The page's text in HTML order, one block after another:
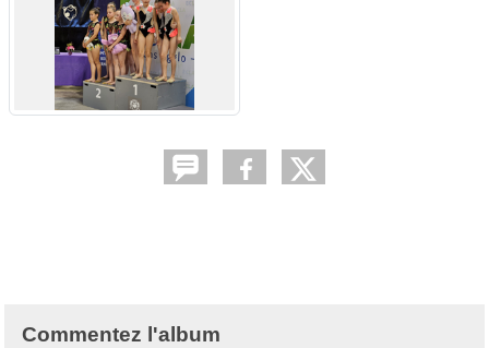
Commentez l'album